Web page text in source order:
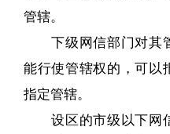
管辖。
下级网信部门对其
能行使管辖权的，可以
指定管辖。
设区的市级以下网